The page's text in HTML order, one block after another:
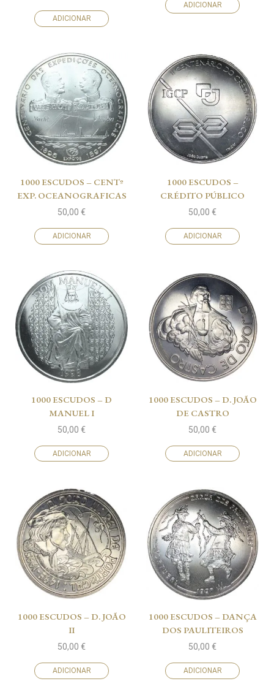
ADICIONAR
ADICIONAR
1000 ESCUDOS – CENTº
EXP. OCEANOGRAFICAS
50,00 €
ADICIONAR
1000 ESCUDOS –
CRÉDITO PÚBLICO
50,00 €
ADICIONAR
1000 ESCUDOS – D
MANUEL I
50,00 €
ADICIONAR
1000 ESCUDOS – D. JOÃO
DE CASTRO
50,00 €
ADICIONAR
1000 ESCUDOS – D. JOÃO
II
50,00 €
ADICIONAR
1000 ESCUDOS – DANÇA
DOS PAULITEIROS
50,00 €
ADICIONAR